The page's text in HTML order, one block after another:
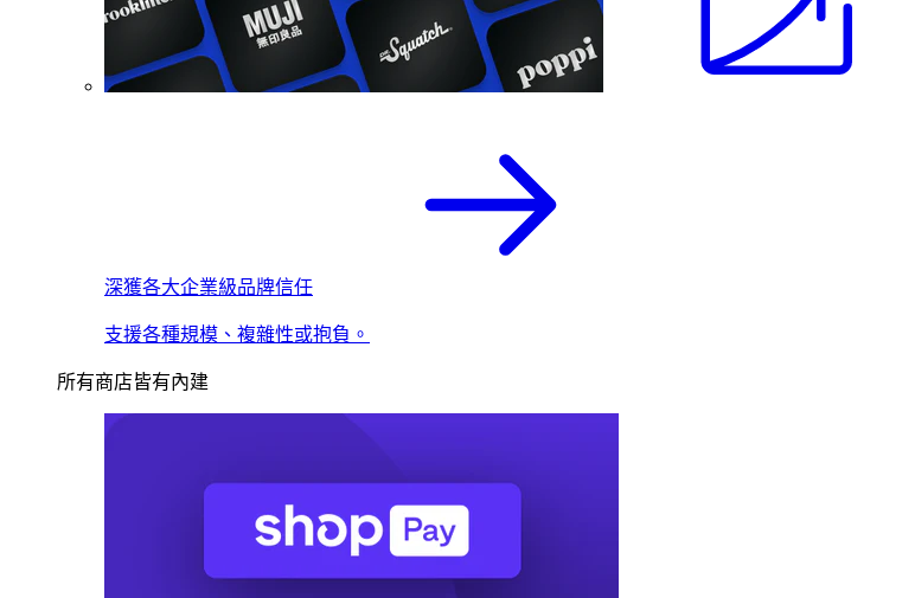
深獲各大企業級品牌信任
支援各種規模、複雜性或抱負。
所有商店皆有內建